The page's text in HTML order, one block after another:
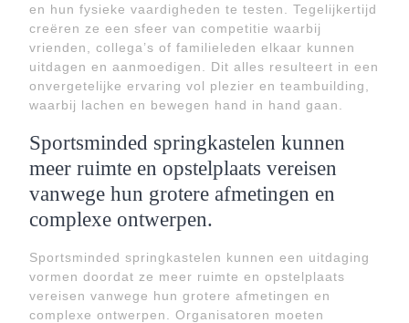
en hun fysieke vaardigheden te testen. Tegelijkertijd
creëren ze een sfeer van competitie waarbij
vrienden, collega’s of familieleden elkaar kunnen
uitdagen en aanmoedigen. Dit alles resulteert in een
onvergetelijke ervaring vol plezier en teambuilding,
waarbij lachen en bewegen hand in hand gaan.
Sportsminded springkastelen kunnen
meer ruimte en opstelplaats vereisen
vanwege hun grotere afmetingen en
complexe ontwerpen.
Sportsminded springkastelen kunnen een uitdaging
vormen doordat ze meer ruimte en opstelplaats
vereisen vanwege hun grotere afmetingen en
complexe ontwerpen. Organisatoren moeten